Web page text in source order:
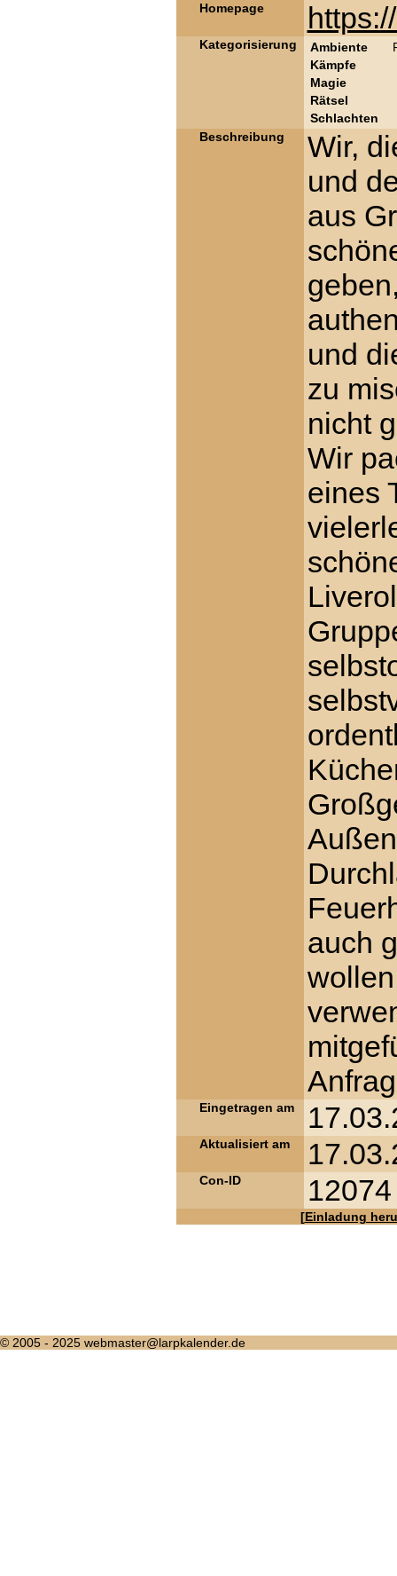
Homepage
Kategorisierung Ambiente
Kämpfe
Magie
Rätsel
Schlachten
Beschreibung
Wir,
und
aus
und
zu
nicht
Wir
eines
auch
Eingetragen am
Aktualisiert am
Con-ID 12074
[Einladung
© 2005 - 2025 webmaster@larpkalender.de